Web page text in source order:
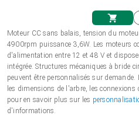
Panier
Polski (EUR)
Norsk (NOK)
Suomi (EUR)
Moteur CC sans balais, tension du
4900rpm puissance 3,6W. Les moteurs
d'alimentation entre 12 et 48 V et
intégrée. Structures mécaniques à bride
peuvent être personnalisés sur
les dimensions de l'arbre, les connexions
pour en savoir plus sur les
d'informations.